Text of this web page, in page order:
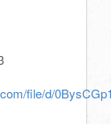
file/d/